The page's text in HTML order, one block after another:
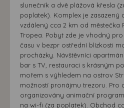
slunečník a dvě plážová křesla
poplatek). Komplex je zasazený
vzdálený cca 2 km od městečka
Tropea. Pobyt zde je vhodný
času v bezpr ostřední blízkosti
procházky. Návštěvníci
bar s TV, restauraci s krásným
mořem s výhledem na ostrov
možností pronájmu trezoru. Pro
organizovány animační
na wi-fi (za poplatek). Obchod